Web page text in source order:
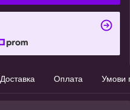
Доставка Оплата Умови